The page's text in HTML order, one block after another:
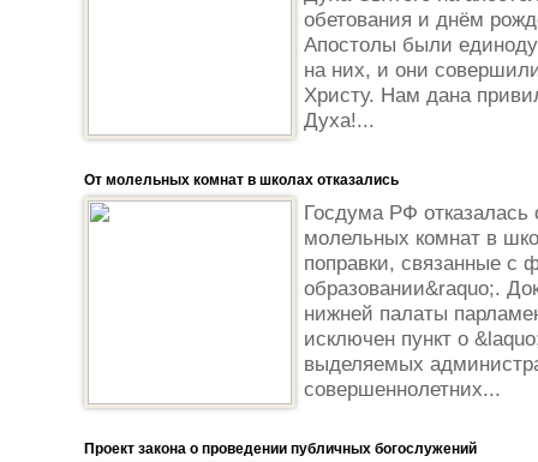
обетования и днём
Апостолы были
на них, и они
Христу. Нам дана
Духа!...
От молельных комнат в школах отказались
Госдума РФ
молельных комнат в
поправки, связанные с
образовании&raquo;.
нижней палаты
исключен пункт о
выделяемых
совершеннолетних...
Проект закона о проведении публичных богослужений